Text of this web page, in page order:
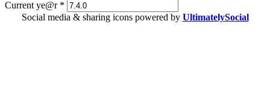
Current ye@r *
Social media & sharing icons powered by UltimatelySocial